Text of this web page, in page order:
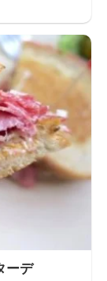
ーデ